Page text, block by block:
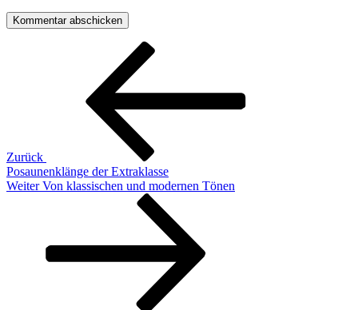
Beitragsnavigation
Zurück
Posaunenklänge der Extraklasse
Nächster
Weiter Von klassischen und modernen Tönen